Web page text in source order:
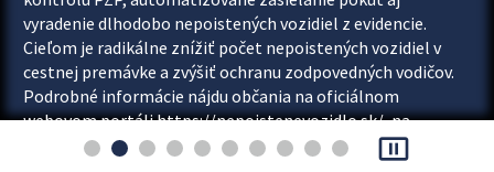
vyradenie dlhodobo nepoistených vozidiel z evidencie.
Cieľom je radikálne znížiť počet nepoistených vozidiel v
cestnej premávke a zvýšiť ochranu zodpovedných vodičov.
Podrobné informácie nájdu občania na oficiálnom
webovom portáli https://nepoistenevozidlo.sk/, na
ktorom od augusta pribudne aj možnosť overiť si...
pause_presentation